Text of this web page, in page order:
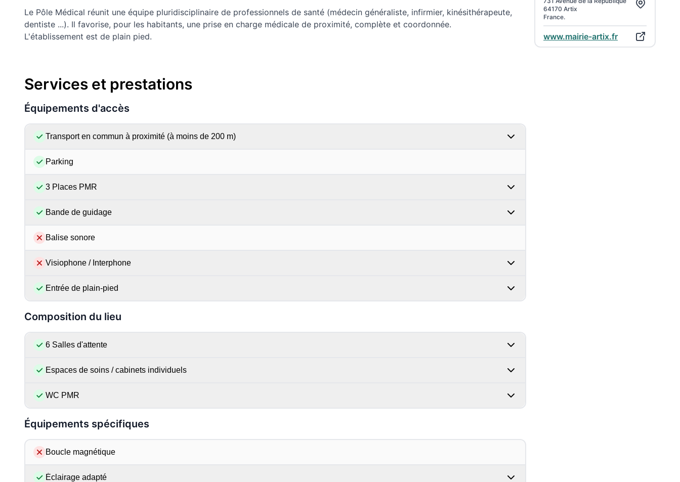
64170 Artix
France.
www.mairie-artix.fr
Le Pôle Médical réunit une équipe pluridisciplinaire de professionnels de santé (médecin généraliste, infirmier, kinésithérapeute,
dentiste ...). Il favorise, pour les habitants, une prise en charge médicale de proximité, complète et coordonnée.
L'établissement est de plain pied.
Services et prestations
Équipements d'accès
Transport en commun à proximité (à moins de 200 m)
Parking
3 Places PMR
Bande de guidage
Balise sonore
Visiophone / Interphone
Entrée de plain-pied
Composition du lieu
6 Salles d'attente
Espaces de soins / cabinets individuels
WC PMR
Équipements spécifiques
Boucle magnétique
Éclairage adapté